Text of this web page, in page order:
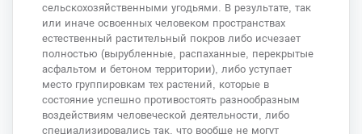
сельскохозяйственными угодьями. В результате, так
или иначе освоенных человеком пространствах
естественный растительный покров либо исчезает
полностью (вырубленные, распаханные, перекрытые
асфальтом и бетоном территории), либо уступает
место группировкам тех растений, которые в
состояние успешно противостоять разнообразным
воздействиям человеческой деятельности, либо
специализировались так, что вообще не могут